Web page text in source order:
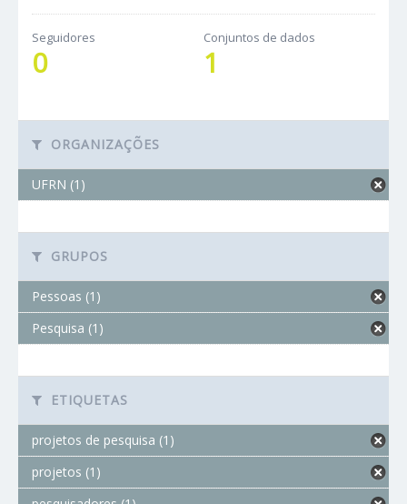
Seguidores
0
Conjuntos de dados
1
ORGANIZAÇÕES
UFRN (1)
GRUPOS
Pessoas (1)
Pesquisa (1)
ETIQUETAS
projetos de pesquisa (1)
projetos (1)